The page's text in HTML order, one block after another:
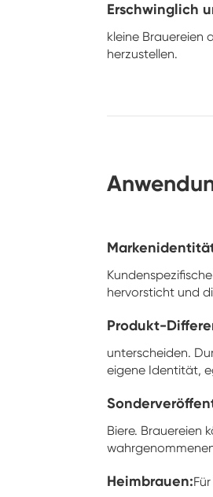
Erschwinglich
kleine Brauereien
herzustellen.
hervorsticht und
Produkt-
unterscheiden.
eigene Identität,
Biere. Brauereien
Heimbrauen: